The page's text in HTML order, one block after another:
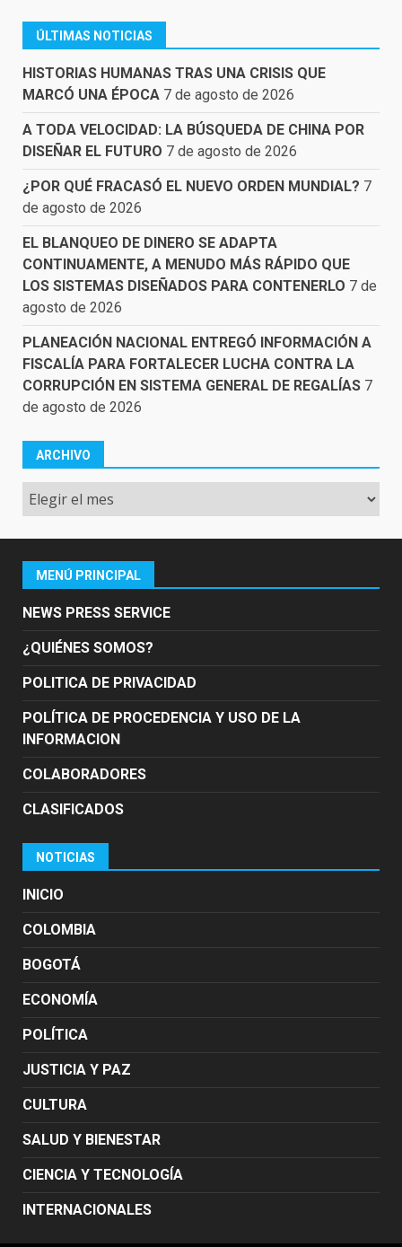
ÚLTIMAS NOTICIAS
HISTORIAS HUMANAS TRAS UNA CRISIS QUE
MARCÓ UNA ÉPOCA 7 de agosto de 2026
A TODA VELOCIDAD: LA BÚSQUEDA DE CHINA POR
DISEÑAR EL FUTURO 7 de agosto de 2026
¿POR QUÉ FRACASÓ EL NUEVO ORDEN MUNDIAL? 7
de agosto de 2026
EL BLANQUEO DE DINERO SE ADAPTA
CONTINUAMENTE, A MENUDO MÁS RÁPIDO QUE
LOS SISTEMAS DISEÑADOS PARA CONTENERLO 7 de
agosto de 2026
PLANEACIÓN NACIONAL ENTREGÓ INFORMACIÓN A
FISCALÍA PARA FORTALECER LUCHA CONTRA LA
CORRUPCIÓN EN SISTEMA GENERAL DE REGALÍAS 7
de agosto de 2026
ARCHIVO
Archivo
MENÚ PRINCIPAL
NEWS PRESS SERVICE
¿QUIÉNES SOMOS?
POLITICA DE PRIVACIDAD
POLÍTICA DE PROCEDENCIA Y USO DE LA
INFORMACION
COLABORADORES
CLASIFICADOS
NOTICIAS
INICIO
COLOMBIA
BOGOTÁ
ECONOMÍA
POLÍTICA
JUSTICIA Y PAZ
CULTURA
SALUD Y BIENESTAR
CIENCIA Y TECNOLOGÍA
INTERNACIONALES